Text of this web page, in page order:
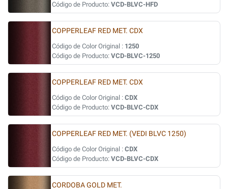
Código de Producto: VCD-BLVC-HFD
COPPERLEAF RED MET. CDX
Código de Color Original : 1250
Código de Producto: VCD-BLVC-1250
COPPERLEAF RED MET. CDX
Código de Color Original : CDX
Código de Producto: VCD-BLVC-CDX
COPPERLEAF RED MET. (VEDI BLVC 1250)
Código de Color Original : CDX
Código de Producto: VCD-BLVC-CDX
CORDOBA GOLD MET.